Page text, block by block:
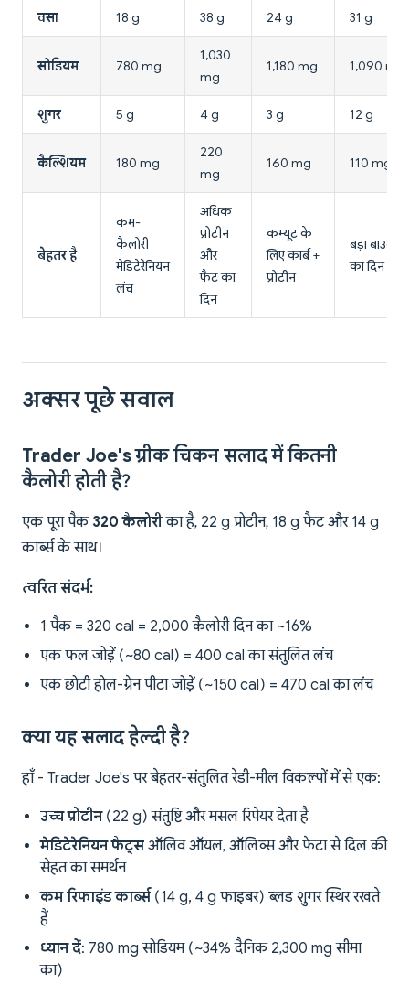
वसा 18 g 38 g 24 g 31 g
सोडियम 780 mg
1,030
mg
1,180 mg 1,090 mg
शुगर 5 g 4 g 3 g 12 g
कैल्शियम 180 mg
220
mg
160 mg 110 mg
बेहतर है
कम-
कैलोरी
मेडिटेरेनियन
लंच
अधिक
प्रोटीन
और
फैट का
दिन
कम्यूट के
लिए कार्ब +
प्रोटीन
बड़ा बाउल,
का दिन
अक्सर पूछे सवाल
Trader Joe's ग्रीक चिकन सलाद में कितनी
कैलोरी होती है?
एक पूरा पैक 320 कैलोरीका है, 22 g प्रोटीन, 18 g फैट और 14 g
कार्ब्स के साथ।
त्वरित संदर्भ:
1 पैक = 320 cal = 2,000 कैलोरी दिन का ~16%
एक फल जोड़ें (~80 cal) = 400 cal का संतुलित लंच
एक छोटी होल-ग्रेन पीटा जोड़ें (~150 cal) = 470 cal का लंच
क्या यह सलाद हेल्दी है?
हाँ - Trader Joe's पर बेहतर-संतुलित रेडी-मील विकल्पों में से एक:
उच्च प्रोटीन(22 g) संतुष्टि और मसल रिपेयर देता है
मेडिटेरेनियन फैट्स ऑलिव ऑयल, ऑलिव्स और फेटा से दिल की
सेहत का समर्थन
कम रिफाइंड कार्ब्स (14 g, 4 g फाइबर) ब्लड शुगर स्थिर रखते
हैं
ध्यान दें: 780 mg सोडियम (~34% दैनिक 2,300 mg सीमा
का)